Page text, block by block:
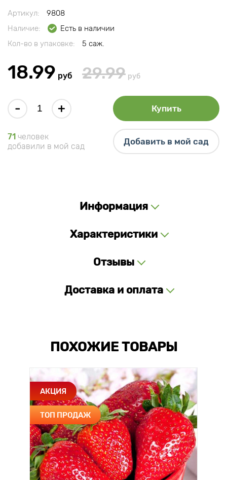
Артикул:
9808
Наличие:
Есть в наличии
Кол-во в упаковке:
5 саж.
18.99 руб 29.99 руб
- + Купить
71 человек
добавили в мой сад
Добавить в мой сад
Информация
Характеристики
Отзывы
Доставка и оплата
ПОХОЖИЕ ТОВАРЫ
АКЦИЯ
ТОП ПРОДАЖ